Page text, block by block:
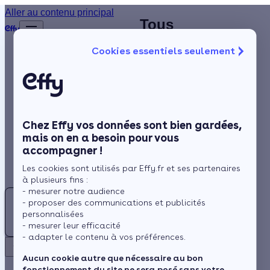
Cookies essentiels seulement
Chez Effy vos données sont bien gardées,
mais on en a besoin pour vous
accompagner !
Les cookies sont utilisés par Effy.fr et ses partenaires
à plusieurs fins :
- mesurer notre audience
- proposer des communications et publicités
personnalisées
- mesurer leur efficacité
- adapter le contenu à vos préférences.
Aucun cookie autre que nécessaire au bon
Aller au contenu principal
Chauffage
Rénovation globale
Aides et Primes
Actualités
Espace Client
du fil
d’Ariane
Ain
meilleur
Rechercher
Tous
installateurs
en-